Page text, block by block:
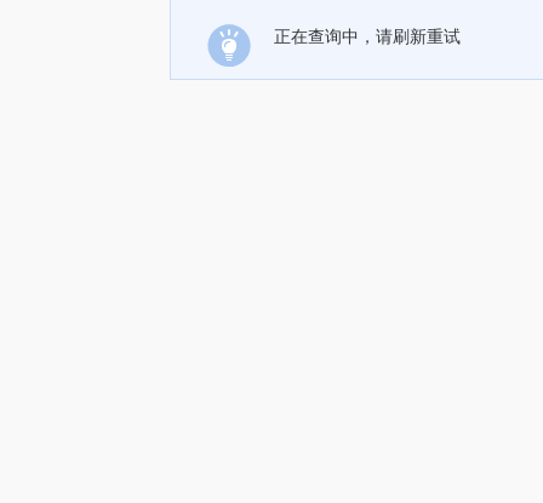
正在查询中，请刷新重试